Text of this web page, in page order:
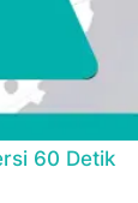
60 Detik